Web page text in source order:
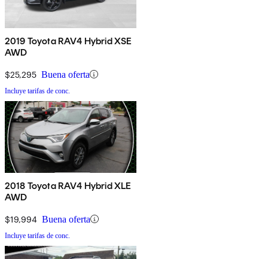
2019 Toyota RAV4 Hybrid XSE
AWD
$25,295 Buena oferta
Incluye tarifas de conc.
2018 Toyota RAV4 Hybrid XLE
AWD
$19,994 Buena oferta
Incluye tarifas de conc.